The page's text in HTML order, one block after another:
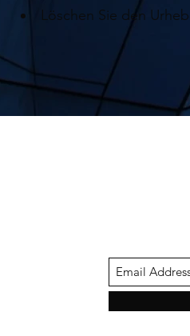
Löschen Sie den